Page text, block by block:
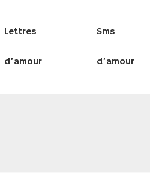
Lettres
d’amour
Sms
d’amour